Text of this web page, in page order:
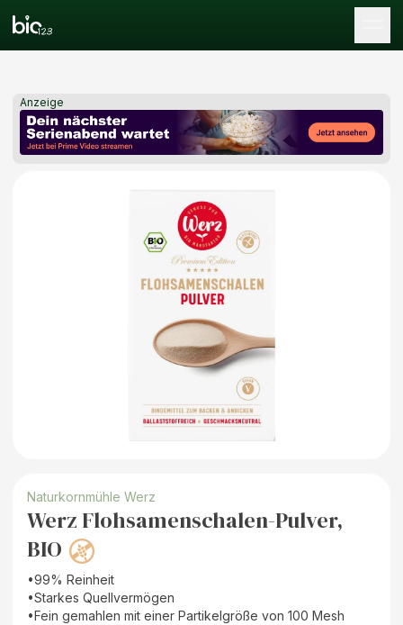
Anzeige
Naturkornmühle Werz
Werz Flohsamenschalen-Pulver,
BIO
•99% Reinheit
•Starkes Quellvermögen
•Fein gemahlen mit einer Partikelgröße von 100 Mesh